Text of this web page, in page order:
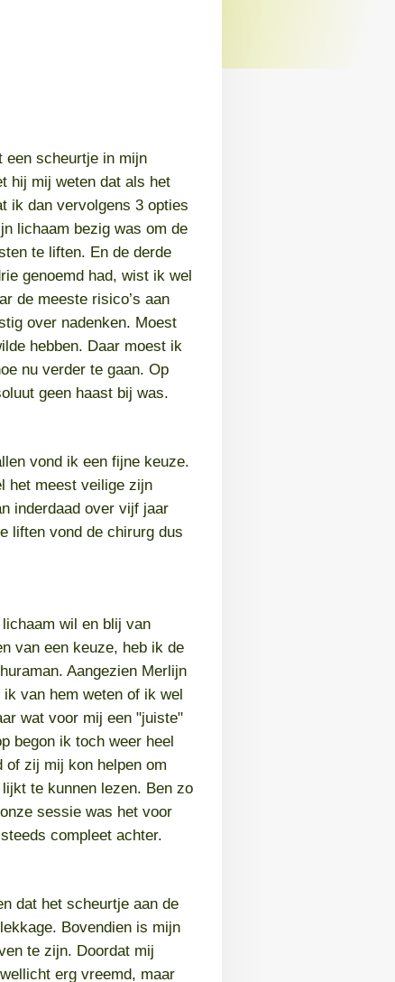
een scheurtje in mijn
hij mij weten dat als het
ik dan vervolgens 3 opties
lichaam bezig was om de
te liften. En de derde
genoemd had, wist ik wel
de meeste risico’s aan
over nadenken. Moest
hebben. Daar moest ik
nu verder te gaan. Op
geen haast bij was.
vond ik een fijne keuze.
het meest veilige zijn
inderdaad over vijf jaar
liften vond de chirurg dus
wil en blij van
van een keuze, heb ik de
Aangezien Merlijn
van hem weten of ik wel
wat voor mij een "juiste"
begon ik toch weer heel
of zij mij kon helpen om
te kunnen lezen. Ben zo
sessie was het voor
compleet achter.
dat het scheurtje aan de
Bovendien is mijn
te zijn. Doordat mij
erg vreemd, maar